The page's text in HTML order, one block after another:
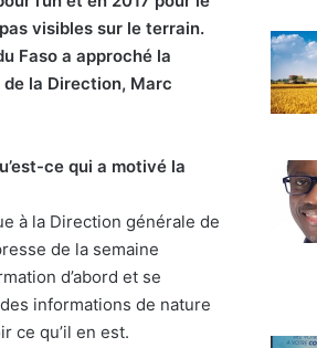
visibles sur le terrain.
Faso a approché la
la Direction, Marc
ce qui a motivé la
à la Direction générale de
de la semaine
d’abord et se
informations de nature
ce qu’il en est.